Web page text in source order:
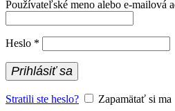
Používateľské meno alebo e-mailová
Heslo *
Prihlásiť sa
Stratili ste heslo?
Zapamätať si ma